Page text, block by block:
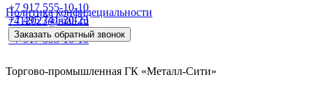
Политика конфидециальности
+7 917 555-10-10
+7 495 741-20-23
+7 917 555-10-10
7412023@mail.ru
Заказать обратный звонок
Торгово-промышленная ГК «Металл-Сити»